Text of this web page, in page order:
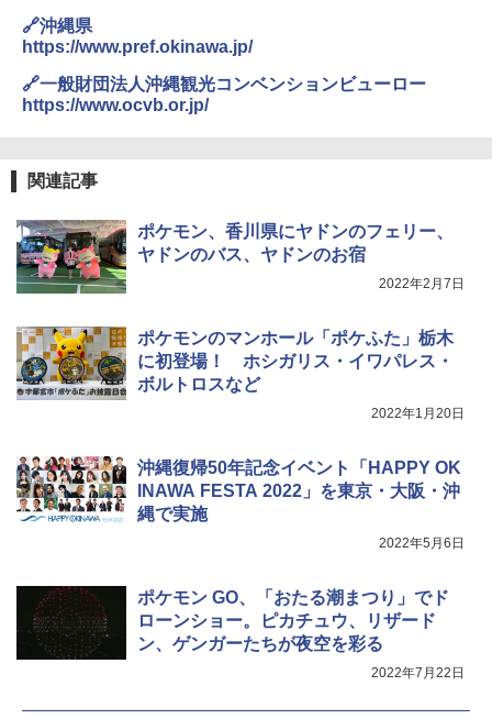
🔗沖縄県
https://www.pref.okinawa.jp/
🔗一般財団法人沖縄観光コンベンションビューロー
https://www.ocvb.or.jp/
関連記事
ポケモン、香川県にヤドンのフェリー、
ヤドンのバス、ヤドンのお宿
2022年2月7日
ポケモンのマンホール「ポケふた」栃木
に初登場！ ホシガリス・イワパレス・
ボルトロスなど
2022年1月20日
沖縄復帰50年記念イベント「HAPPY OK
INAWA FESTA 2022」を東京・大阪・沖
縄で実施
2022年5月6日
ポケモン GO、「おたる潮まつり」でド
ローンショー。ピカチュウ、リザード
ン、ゲンガーたちが夜空を彩る
2022年7月22日